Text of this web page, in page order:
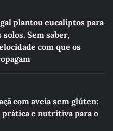
plantou eucaliptos para
Sem saber,
com que os
com aveia sem glúten:
e nutritiva para o